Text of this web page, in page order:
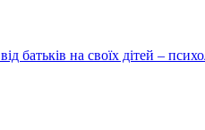
батьків на своїх дітей –